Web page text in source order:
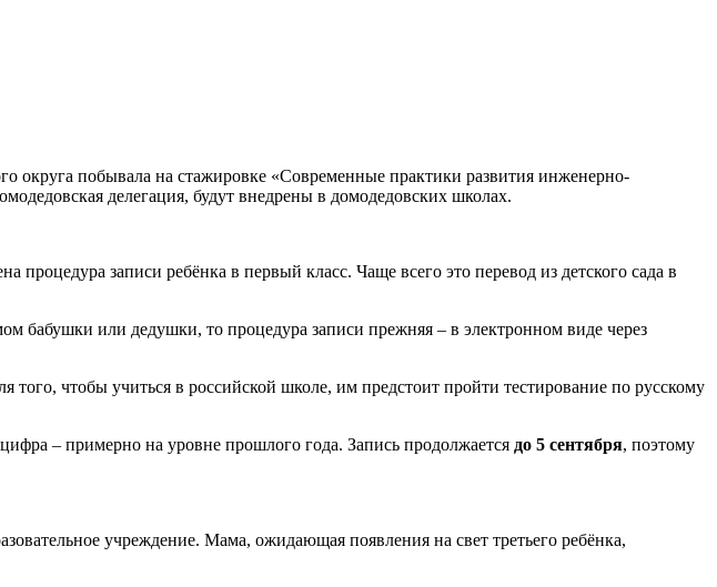
округа побывала на стажировке «Современные практики развития инженерно-
делегация, будут внедрены в домодедовских школах.
процедура записи ребёнка в первый класс. Чаще всего это перевод из детского сада в
бабушки или дедушки, то процедура записи прежняя – в электронном виде через
чтобы учиться в российской школе, им предстоит пройти тестирование по русскому
– примерно на уровне прошлого года. Запись продолжается до 5 сентября, поэтому
учреждение. Мама, ожидающая появления на свет третьего ребёнка,